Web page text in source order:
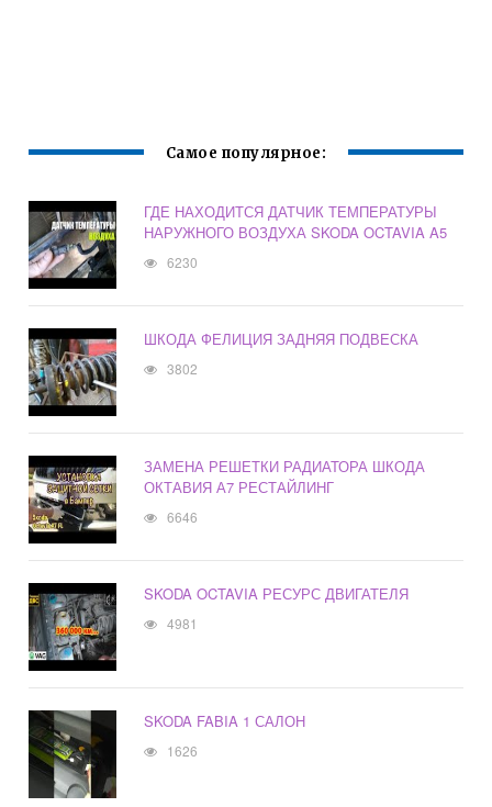
Самое популярное:
ГДЕ НАХОДИТСЯ ДАТЧИК ТЕМПЕРАТУРЫ
НАРУЖНОГО ВОЗДУХА SKODA OCTAVIA A5
6230
ШКОДА ФЕЛИЦИЯ ЗАДНЯЯ ПОДВЕСКА
3802
ЗАМЕНА РЕШЕТКИ РАДИАТОРА ШКОДА
ОКТАВИЯ А7 РЕСТАЙЛИНГ
6646
SKODA OCTAVIA РЕСУРС ДВИГАТЕЛЯ
4981
SKODA FABIA 1 САЛОН
1626